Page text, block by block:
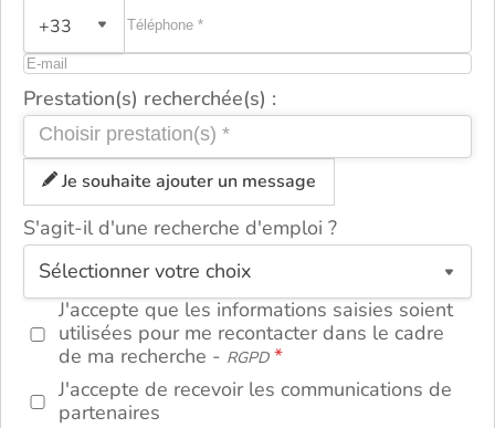
+33
Prestation(s) recherchée(s) :
Je souhaite ajouter un message
S'agit-il d'une recherche d'emploi ?
J'accepte que les informations saisies soient
utilisées pour me recontacter dans le cadre
de ma recherche - RGPD
J'accepte de recevoir les communications de
partenaires
ou